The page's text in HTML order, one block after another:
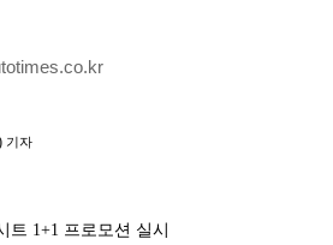
기자
1+1 프로모션 실시